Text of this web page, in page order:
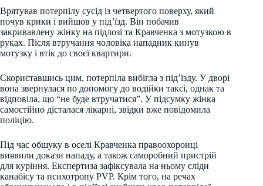
Врятував потерпілу сусід із четвертого поверху, який
почув крики і вийшов у під’їзд. Він побачив
закривавлену жінку на підлозі та Кравченка з мотузкою в
руках. Після втручання чоловіка нападник кинув
мотузку і втік до своєї квартири.
Скориставшись цим, потерпіла вибігла з під’їзду. У дворі
вона звернулася по допомогу до водійки таксі, однак та
відповіла, що “не буде втручатися”. У підсумку жінка
самостійно дісталася лікарні, звідки вже повідомила
поліцію.
Під час обшуку в оселі Кравченка правоохоронці
виявили докази нападу, а також саморобний пристрій
для куріння. Експертиза зафіксувала на ньому сліди
канабісу та психотропу PVP. Крім того, на речах